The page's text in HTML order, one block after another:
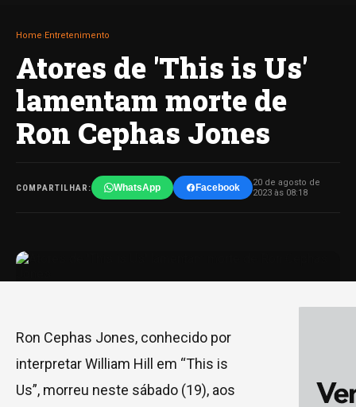
Home Entretenimento
Atores de 'This is Us'
lamentam morte de
Ron Cephas Jones
COMPARTILHAR: WhatsApp Facebook
20 de agosto de
2023 às 08:18
Ron Cephas Jones, conhecido por
interpretar William Hill em “This is
Us”, morreu neste sábado (19), aos